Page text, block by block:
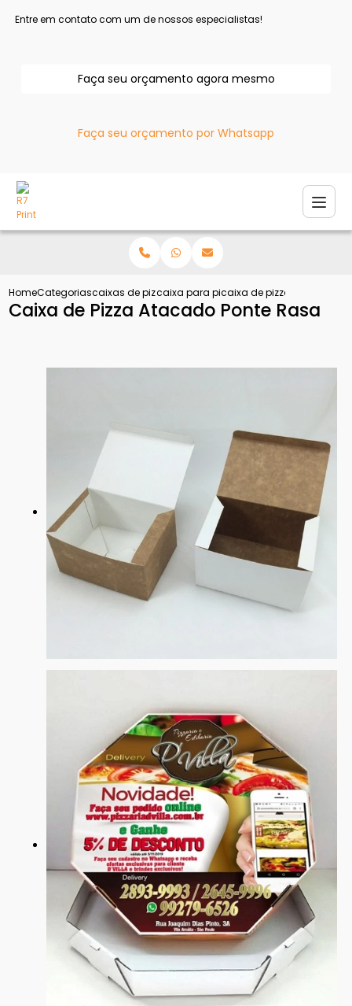
Entre em contato com um de nossos especialistas!
Faça seu orçamento agora mesmo
Faça seu orçamento por Whatsapp
HomeCategoriascaixas de pizzacaixa para pizzacaixa de pizza atacado
Caixa de Pizza Atacado Ponte Rasa